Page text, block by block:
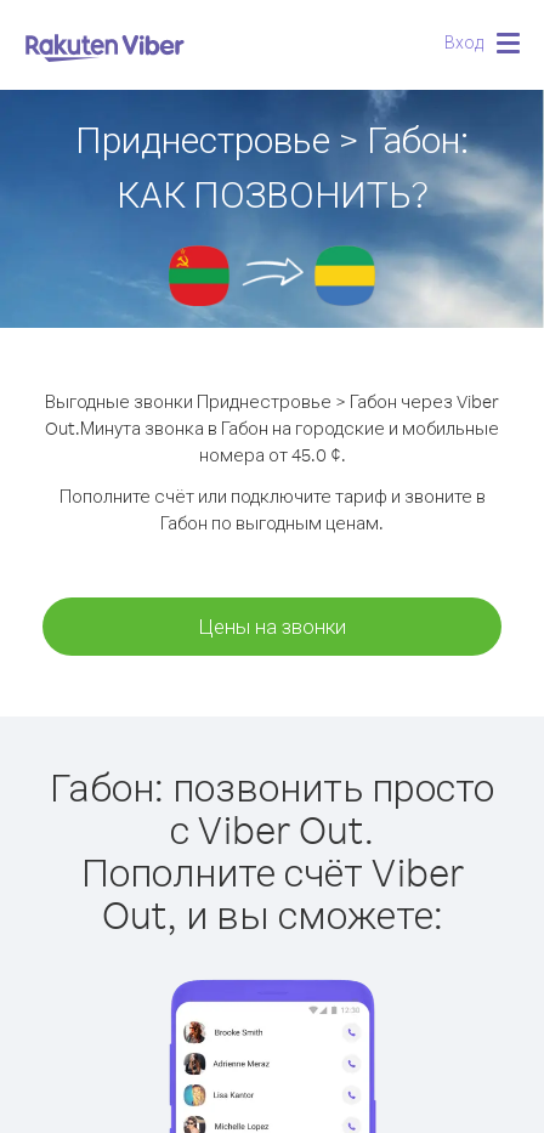
Вход
Приднестровье > Габон:
КАК ПОЗВОНИТЬ?
Выгодные звонки Приднестровье > Габон через Viber
Out.Минута звонка в Габон на городские и мобильные
номера от 45.0 ¢.
Пополните счёт или подключите тариф и звоните в
Габон по выгодным ценам.
Цены на звонки
Габон: позвонить просто
с Viber Out.
Пополните счёт Viber
Out, и вы сможете: